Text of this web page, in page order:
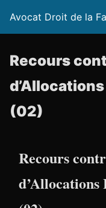
Avocat Droit de la
Recours
(02)
Recours
d’Allocations